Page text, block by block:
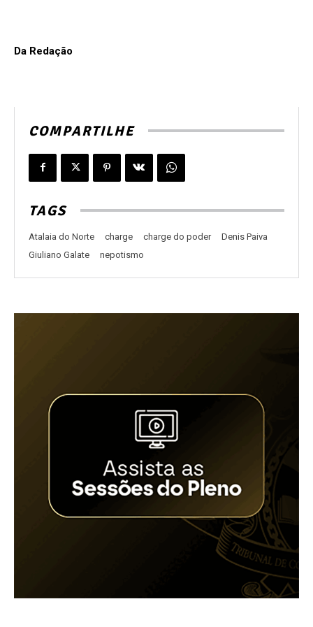
Da Redação
COMPARTILHE
TAGS
Atalaia do Norte charge charge do poder
Denis Paiva
Giuliano Galate
nepotismo